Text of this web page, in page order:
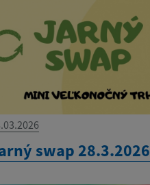
swap 28.3.2026